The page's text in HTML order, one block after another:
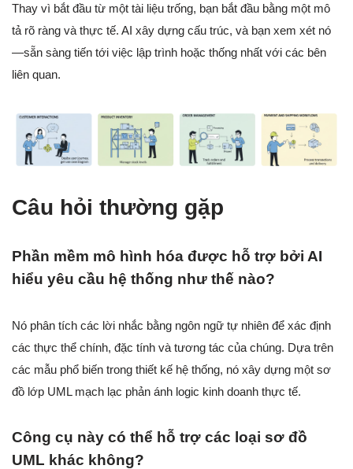
Thay vì bắt đầu từ một tài liệu trống, bạn bắt đầu bằng một mô
tả rõ ràng và thực tế. AI xây dựng cấu trúc, và bạn xem xét nó
—sẵn sàng tiến tới việc lập trình hoặc thống nhất với các bên
liên quan.
Câu hỏi thường gặp
Phần mềm mô hình hóa được hỗ trợ bởi AI
hiểu yêu cầu hệ thống như thế nào?
Nó phân tích các lời nhắc bằng ngôn ngữ tự nhiên để xác định
các thực thể chính, đặc tính và tương tác của chúng. Dựa trên
các mẫu phổ biến trong thiết kế hệ thống, nó xây dựng một sơ
đồ lớp UML mạch lạc phản ánh logic kinh doanh thực tế.
Công cụ này có thể hỗ trợ các loại sơ đồ
UML khác không?